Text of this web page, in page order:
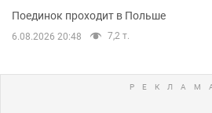
Поединок проходит в Польше
6.08.2026 20:48 7,2 т.